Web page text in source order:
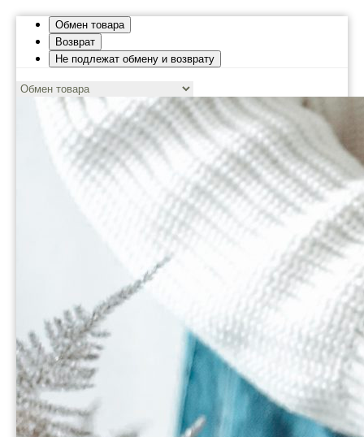
Обмен товара
Возврат
Не подлежат обмену и возврату